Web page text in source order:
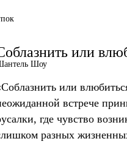
или
Шоу
или
встрече
где чувство
разных